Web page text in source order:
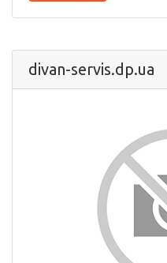
divan-servis.dp.ua